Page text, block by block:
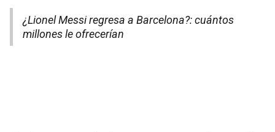
¿Lionel Messi regresa a Barcelona?: cuántos
millones le ofrecerían